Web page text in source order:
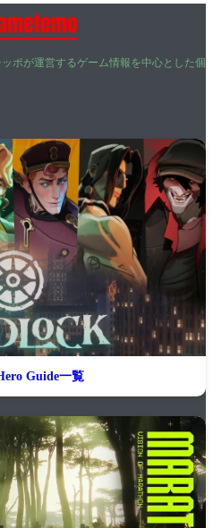
ポが運営するゲーム情報を中心とした個
Guide一覧